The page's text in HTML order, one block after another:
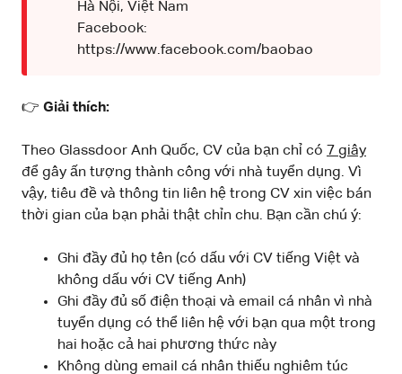
Hà Nội, Việt Nam
Facebook:
https://www.facebook.com/baobao
👉 Giải thích:
Theo Glassdoor Anh Quốc, CV của bạn chỉ có 7 giây
để gây ấn tượng thành công với nhà tuyển dụng. Vì
vậy, tiêu đề và thông tin liên hệ trong CV xin việc bán
thời gian của bạn phải thật chỉn chu. Bạn cần chú ý:
Ghi đầy đủ họ tên (có dấu với CV tiếng Việt và
không dấu với CV tiếng Anh)
Ghi đầy đủ số điện thoại và email cá nhân vì nhà
tuyển dụng có thể liên hệ với bạn qua một trong
hai hoặc cả hai phương thức này
Không dùng email cá nhân thiếu nghiêm túc